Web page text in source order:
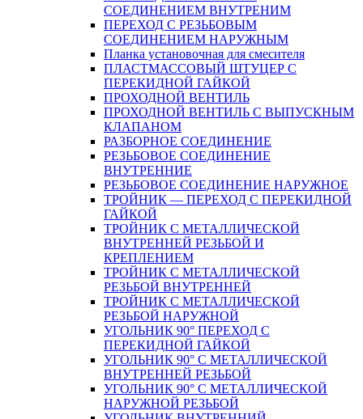
СОЕДИНЕНИЕМ ВНУТРЕНИМ
ПЕРЕХОД С РЕЗЬБОВЫМ
СОЕДИНЕНИЕМ НАРУЖНЫМ
Планка установочная для смесителя
ПЛАСТМАССОВЫЙ ШТУЦЕР С
ПЕРЕКИДНОЙ ГАЙКОЙ
ПРОХОДНОЙ ВЕНТИЛЬ
ПРОХОДНОЙ ВЕНТИЛЬ С ВЫПУСКНЫМ
КЛАПАНОМ
РАЗБОРНОЕ СОЕДИНЕНИЕ
РЕЗЬБОВОЕ СОЕДИНЕНИЕ
ВНУТРЕННИЕ
РЕЗЬБОВОЕ СОЕДИНЕНИЕ НАРУЖНОЕ
ТРОЙНИК — ПЕРЕХОД С ПЕРЕКИДНОЙ
ГАЙКОЙ
ТРОЙНИК С МЕТАЛЛИЧЕСКОЙ
ВНУТРЕННЕЙ РЕЗЬБОЙ И
КРЕПЛЕНИЕМ
ТРОЙНИК С МЕТАЛЛИЧЕСКОЙ
РЕЗЬБОЙ ВНУТРЕННЕЙ
ТРОЙНИК С МЕТАЛЛИЧЕСКОЙ
РЕЗЬБОЙ НАРУЖНОЙ
УГОЛЬНИК 90° ПЕРЕХОД С
ПЕРЕКИДНОЙ ГАЙКОЙ
УГОЛЬНИК 90° С МЕТАЛЛИЧЕСКОЙ
ВНУТРЕННEЙ РЕЗЬБОЙ
УГОЛЬНИК 90° С МЕТАЛЛИЧЕСКОЙ
НАРУЖНОЙ РЕЗЬБОЙ